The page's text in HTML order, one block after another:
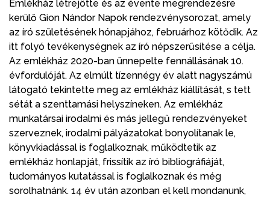
Emlékház létrejötte és az évente megrendezésre
kerülő Gion Nándor Napok rendezvénysorozat, amely
az író születésének hónapjához, februárhoz kötődik. Az
itt folyó tevékenységnek az író népszerűsítése a célja.
Az emlékház 2020-ban ünnepelte fennállásának 10.
évfordulóját. Az elmúlt tízennégy év alatt nagyszámú
látogató tekintette meg az emlékház kiállítását, s tett
sétát a szenttamási helyszíneken. Az emlékház
munkatársai irodalmi és más jellegű rendezvényeket
szerveznek, irodalmi pályázatokat bonyolítanak le,
könyvkiadással is foglalkoznak, működtetik az
emlékház honlapját, frissítik az író bibliográfiáját,
tudományos kutatással is foglalkoznak és még
sorolhatnánk. 14 év után azonban el kell mondanunk,